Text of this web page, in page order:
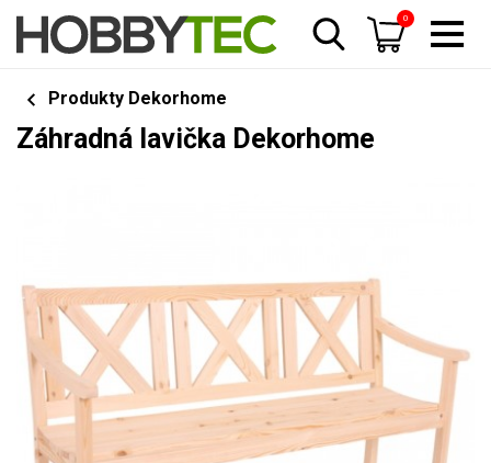
0
Produkty Dekorhome
Záhradná lavička Dekorhome